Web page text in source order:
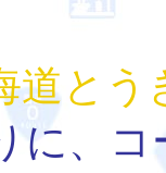
道とう
に、